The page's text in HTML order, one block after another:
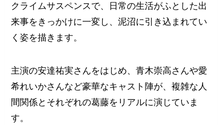
クライムサスペンスで、日常の生活がふとした出
来事をきっかけに一変し、泥沼に引き込まれてい
く姿を描きます。
主演の安達祐実さんをはじめ、青木崇高さんや愛
希れいかさんなど豪華なキャスト陣が、複雑な人
間関係とそれぞれの葛藤をリアルに演じていま
す。